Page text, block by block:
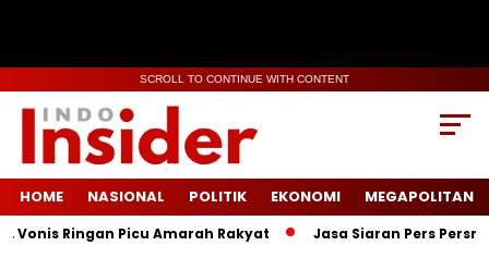
SCROLL TO CONTINUE WITH CONTENT
HOME NASIONAL POLITIK EKONOMI MEGAPOLITAN
Vonis Ringan Picu Amarah Rakyat Jasa Siaran Pers